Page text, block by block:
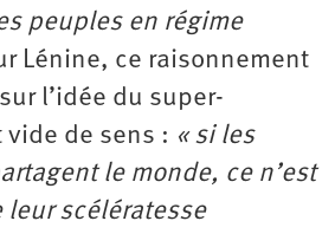
peuples en régime
Lénine, ce raisonnement
l’idée du super-
de sens : « si les
le monde, ce n’est
leur scélératesse